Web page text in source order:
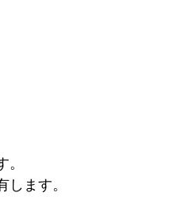
ます。